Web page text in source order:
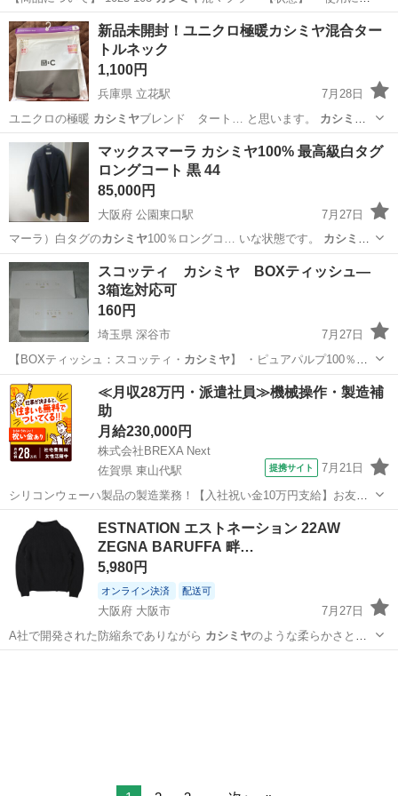
伴…
神奈川 横浜市 服/ファッション リユース
新品未開封！ユニクロ極暖カシミヤ混合ター
トルネック
1,100円
兵庫県 立花駅
7月28日
ユニクロの極暖 カシミヤブレンド タート… と思います。 カシミヤ
ブレンドで肌触り…
兵庫 尼崎市 立花駅 カシミヤ
マックスマーラ カシミヤ100% 最高級白タグ
ロングコート 黒 44
85,000円
大阪府 公園東口駅
7月27日
マーラ）白タグのカシミヤ100％ロングコ… いな状態です。 カシミヤ
の光沢も新品同様…
大阪 吹田市 公園東口駅 コート カシミヤ
スコッティ カシミヤ BOXティッシュ―
3箱迄対応可
160円
埼玉県 深谷市
7月27日
【BOXティッシュ：スコッティ・ カシミヤ】 ・ピュアパルプ100％使
用（再…
埼玉 深谷市 家庭用品 カシミヤ
≪月収28万円・派遣社員≫機械操作・製造補
助
月給230,000円
株式会社BREXA Next
佐賀県 東山代駅
提携サイト 7月21日
シリコンウェーハ製品の製造業務！【入社祝い金10万円支給】お友達
やカップルとの応募OK◎年間休日129日＆休出なしでプライベート充
実♪業務はクリーンルームで快適作業◎自社正社員登用制度あり★1食
300円～の格安食堂あり！《佐...
佐賀 その他
ESTNATION エストネーション 22AW
ZEGNA BARUFFA 畔…
5,980円
オンライン決済 配送可
大阪府 大阪市
7月27日
A社で開発された防縮糸でありながら カシミヤのような柔らかさと膨
らみ、シルクのよ…